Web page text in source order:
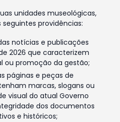
unidades museológicas,
providências:
notícias e publicações
2026 que caracterizem
ou promoção da gestão;
páginas e peças de
marcas, slogans ou
visual do atual Governo
dos documentos
e históricos;